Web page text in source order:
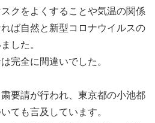
クをよくすることや気温の関係
ば自然と新型コロナウイルスの
した。
完全に間違いでした。
要請が行われ、東京都の小池都
ても言及しています。